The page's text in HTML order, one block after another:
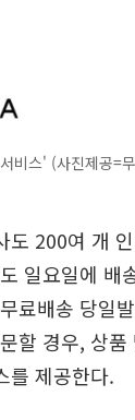
비스' (사진제공=
200여 개
일요일에 배
료배송 당일
할 경우, 상
를 제공한다.